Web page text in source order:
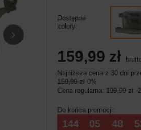
Dostępne
kolory
159,99 zł
Najniższa cena z 30 dni
159,99 zł 0%
Cena regularna: 199,99 zł -
Do końca promocji:
144 05 48